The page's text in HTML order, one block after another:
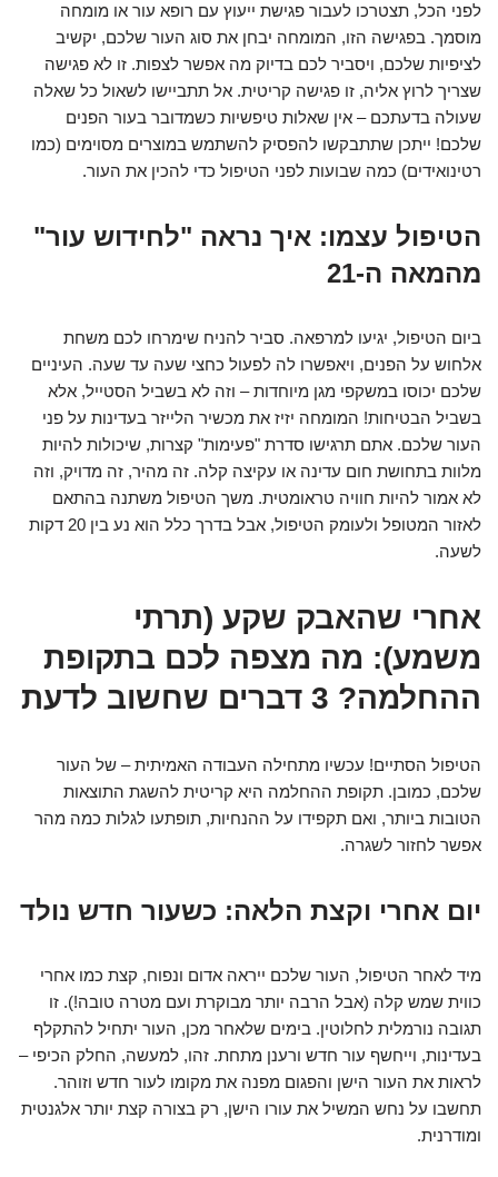
לפני הכל, תצטרכו לעבור פגישת ייעוץ עם רופא עור או מומחה
מוסמך. בפגישה הזו, המומחה יבחן את סוג העור שלכם, יקשיב
לציפיות שלכם, ויסביר לכם בדיוק מה אפשר לצפות. זו לא פגישה
שצריך לרוץ אליה, זו פגישה קריטית. אל תתביישו לשאול כל שאלה
שעולה בדעתכם – אין שאלות טיפשיות כשמדובר בעור הפנים
שלכם! ייתכן שתתבקשו להפסיק להשתמש במוצרים מסוימים (כמו
רטינואידים) כמה שבועות לפני הטיפול כדי להכין את העור.
הטיפול עצמו: איך נראה "לחידוש עור"
מהמאה ה-21
ביום הטיפול, יגיעו למרפאה. סביר להניח שימרחו לכם משחת
אלחוש על הפנים, ויאפשרו לה לפעול כחצי שעה עד שעה. העיניים
שלכם יכוסו במשקפי מגן מיוחדות – וזה לא בשביל הסטייל, אלא
בשביל הבטיחות! המומחה יזיז את מכשיר הלייזר בעדינות על פני
העור שלכם. אתם תרגישו סדרת "פעימות" קצרות, שיכולות להיות
מלוות בתחושת חום עדינה או עקיצה קלה. זה מהיר, זה מדויק, וזה
לא אמור להיות חוויה טראומטית. משך הטיפול משתנה בהתאם
לאזור המטופל ולעומק הטיפול, אבל בדרך כלל הוא נע בין 20 דקות
לשעה.
אחרי שהאבק שקע (תרתי
משמע): מה מצפה לכם בתקופת
ההחלמה? 3 דברים שחשוב לדעת
הטיפול הסתיים! עכשיו מתחילה העבודה האמיתית – של העור
שלכם, כמובן. תקופת ההחלמה היא קריטית להשגת התוצאות
הטובות ביותר, ואם תקפידו על ההנחיות, תופתעו לגלות כמה מהר
אפשר לחזור לשגרה.
יום אחרי וקצת הלאה: כשעור חדש נולד
מיד לאחר הטיפול, העור שלכם ייראה אדום ונפוח, קצת כמו אחרי
כווית שמש קלה (אבל הרבה יותר מבוקרת ועם מטרה טובה!). זו
תגובה נורמלית לחלוטין. בימים שלאחר מכן, העור יתחיל להתקלף
בעדינות, וייחשף עור חדש ורענן מתחת. זהו, למעשה, החלק הכיפי –
לראות את העור הישן והפגום מפנה את מקומו לעור חדש וזוהר.
תחשבו על נחש המשיל את עורו הישן, רק בצורה קצת יותר אלגנטית
ומודרנית.